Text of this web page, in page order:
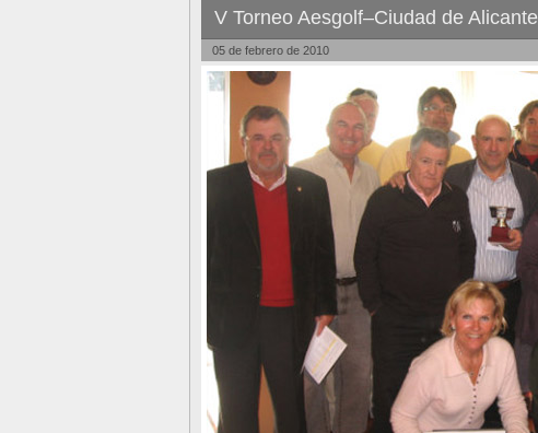
V Torneo Aesgolf–Ciudad de Alicante
05 de febrero de 2010